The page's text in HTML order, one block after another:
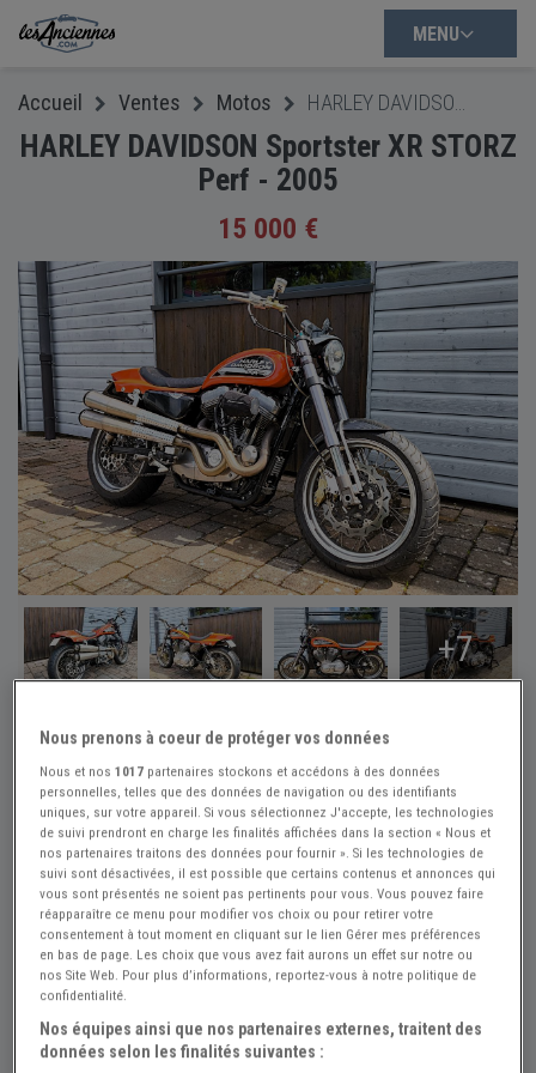
MENU
Accueil Ventes Motos
HARLEY DAVIDSON Sportster XR STORZ
Perf - 2005
15 000 €
+7
Réf : A885072 Actualisée le : 06/08/2026
HARLEY DAVIDSON Sportster XR
STORZ Perf - 2005
Créer une alerte HARLEY DAVIDSON Sp...
15 000 €
Vendeur Particulier
Moselle (57) - THIONVILLE (57100)
Voir sur la carte
Nous prenons à coeur de protéger vos données
Nous et nos1017 partenaires stockons et accédons à des données
personnelles, telles que des données de navigation ou des identifiants
uniques, sur votre appareil. Si vous sélectionnez J'accepte, les technologies
de suivi prendront en charge les finalités affichées dans la section « Nous et
nos partenaires traitons des données pour fournir ». Si les technologies de
suivi sont désactivées, il est possible que certains contenus et annonces qui
vous sont présentés ne soient pas pertinents pour vous. Vous pouvez faire
réapparaître ce menu pour modifier vos choix ou pour retirer votre
consentement à tout moment en cliquant sur le lien Gérer mes préférences
en bas de page. Les choix que vous avez fait aurons un effet sur notre ou
nos Site Web. Pour plus d’informations, reportez-vous à notre politique de
confidentialité.
Nos équipes ainsi que nos partenaires externes, traitent des
données selon les finalités suivantes :